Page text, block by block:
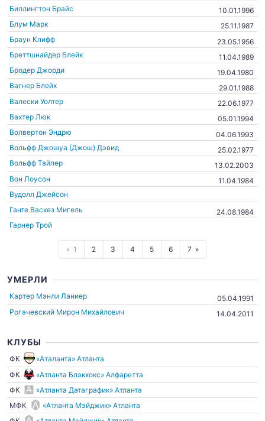
Биллингтон Брайс
10.01.1996
Блум Марк
25.11.1987
Браун Клифф
23.05.1956
Бреттшнайдер Блейк
11.04.1989
Бродер Джорди
19.04.1980
Вагнер Блейк
29.01.1988
Валески Уолтер
22.06.1977
Вахтер Люк
05.01.1994
Волвертон Эндрю
04.06.1993
Вольфф Джошуа (Джош) Дэвид
25.02.1977
Вольфф Тайлер
13.02.2003
Вон Лоусон
11.04.1984
Вудолл Джейсон
Ганте Васкез Мигель
24.08.1984
Гарнер Трой
1 2 3 4 5 6 7
УМЕРЛИ
Картер Мэнли Ланиер
05.04.1991
Рогачевский Мирон Михайлович
14.04.2011
КЛУБЫ
ФК
«Аталанта» Атланта
ФК
«Атланта Блэкхокс» Алфаретта
ФК
«Атланта Датаграфик» Атланта
МФК
«Атланта Мэйджик» Атланта